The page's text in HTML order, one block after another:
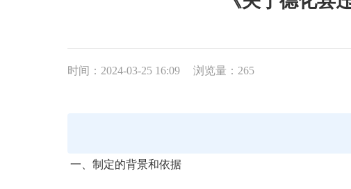
时间：2024-03-25 16:09 浏览量： 265
一、 制定的背景和依据